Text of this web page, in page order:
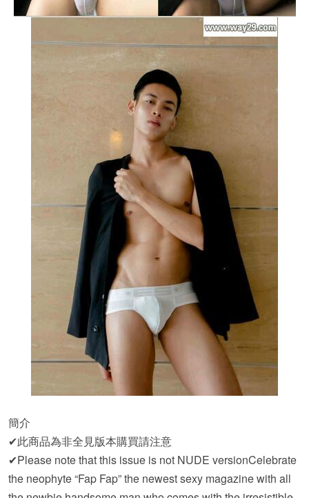
簡介
✔此商品為非全見版本購買請注意
✔Please note that this issue is not NUDE versionCelebrate
the neophyte “Fap Fap” the newest sexy magazine with all